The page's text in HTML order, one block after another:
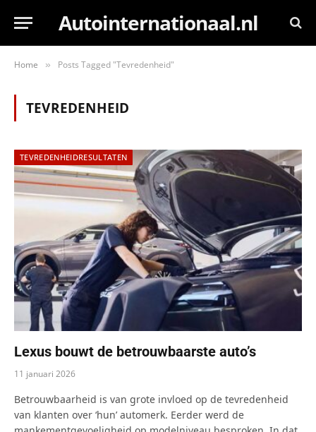
Autointernationaal.nl
Home » Posts Tagged "Tevredenheid"
TEVREDENHEID
TEVREDENHEIDRESULTATEN
Lexus bouwt de betrouwbaarste auto’s
11 januari 2026
Betrouwbaarheid is van grote invloed op de tevredenheid
van klanten over ‘hun’ automerk. Eerder werd de